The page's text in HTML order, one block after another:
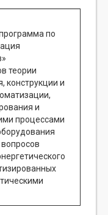
по
теории
конструкции и
и
процессами